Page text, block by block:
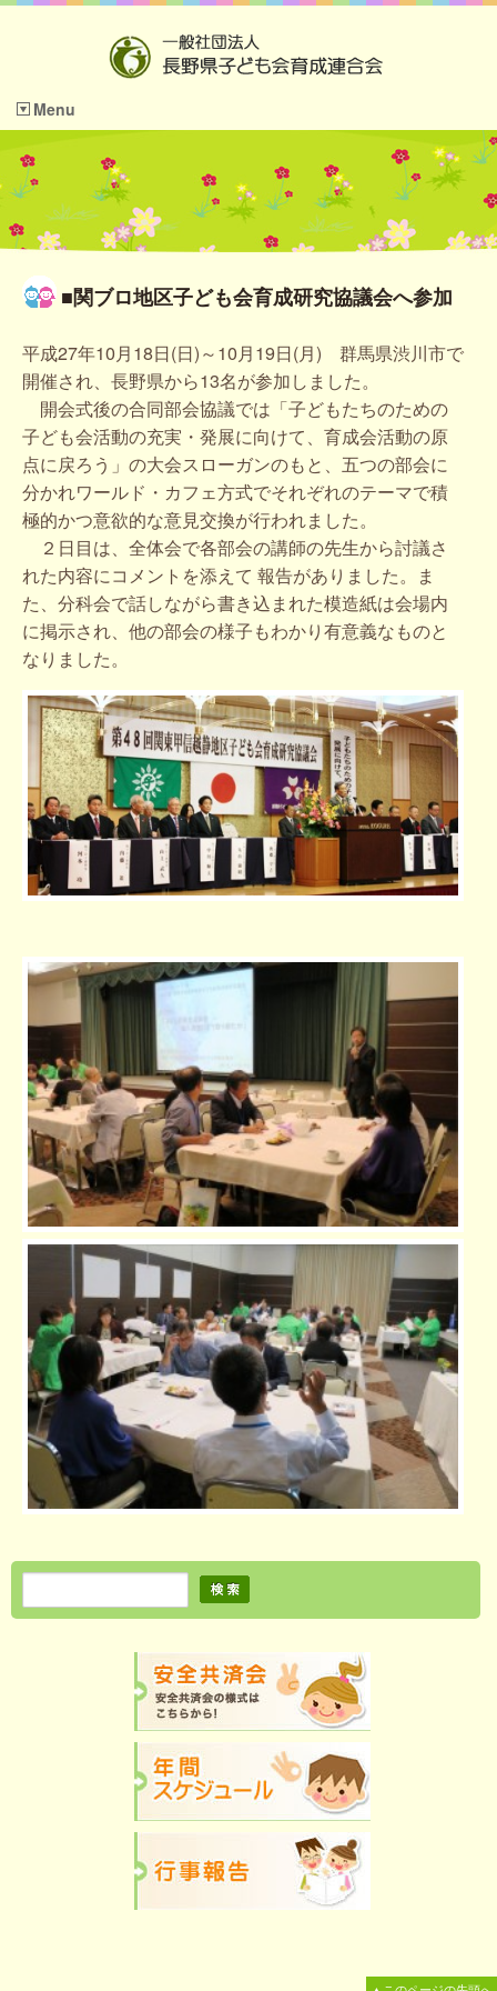
Menu
■関ブロ地区子ども会育成研究協議会へ参加
平成27年10月18日(日)～10月19日(月) 群馬県渋川市で
開催され、長野県から13名が参加しました。
開会式後の合同部会協議では「子どもたちのための
子ども会活動の充実・発展に向けて、育成会活動の原
点に戻ろう」の大会スローガンのもと、五つの部会に
分かれワールド・カフェ方式でそれぞれのテーマで積
極的かつ意欲的な意見交換が行われました。
２日目は、全体会で各部会の講師の先生から討議さ
れた内容にコメントを添えて 報告がありました。ま
た、分科会で話しながら書き込まれた模造紙は会場内
に掲示され、他の部会の様子もわかり有意義なものと
なりました。